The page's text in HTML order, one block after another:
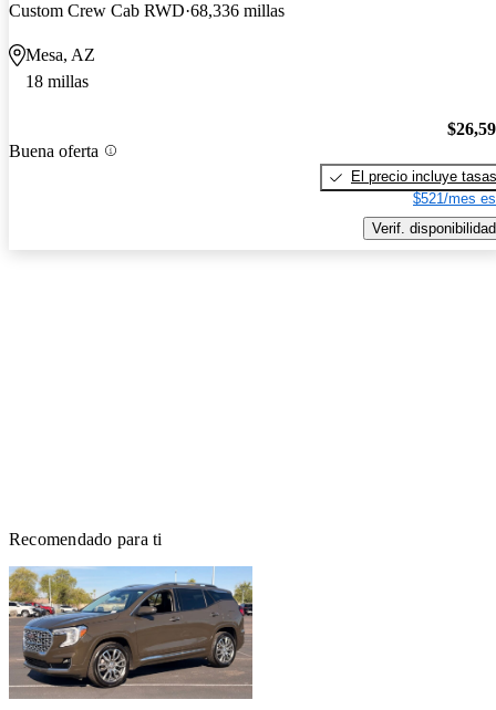
Custom Crew Cab RWD 68,336 millas
Mesa, AZ
18 millas
Buena oferta
El precio incluye tasas
$521/mes
Verif. disponibilidad
Recomendado para ti